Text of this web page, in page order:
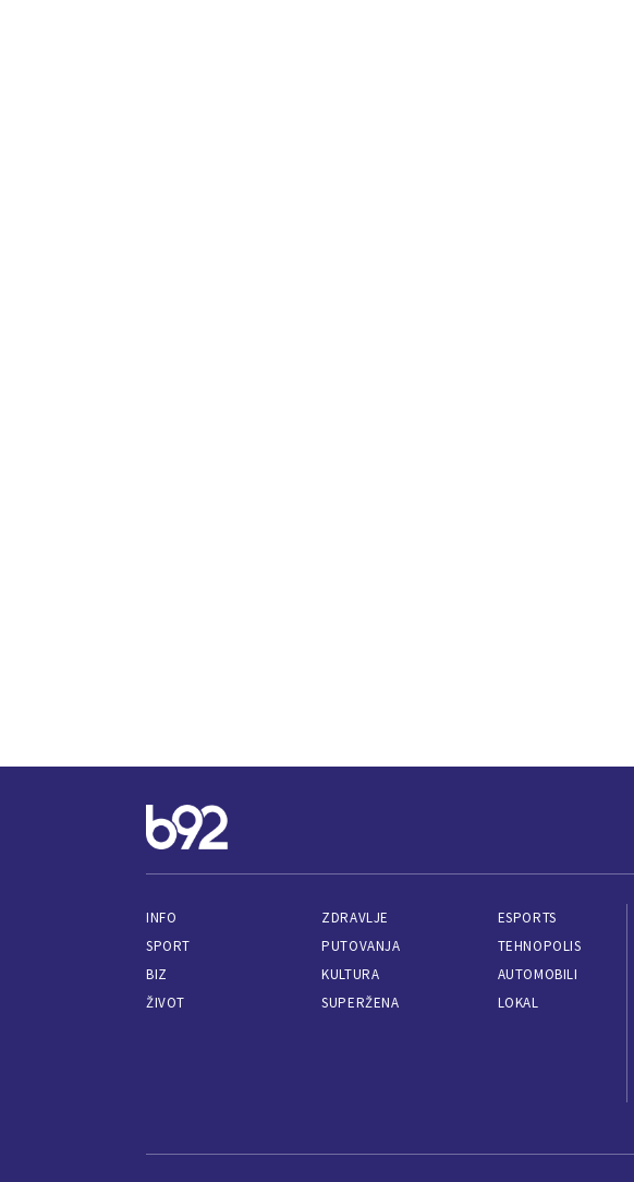
INFO
SPORT
BIZ
ŽIVOT
ZDRAVLJE
PUTOVANJA
KULTURA
SUPERŽENA
ESPORTS
TEHNOPOLIS
AUTOMOBILI
LOKAL